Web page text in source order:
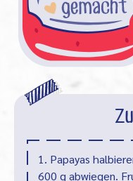
1. Papayas
600 g abwiegen.